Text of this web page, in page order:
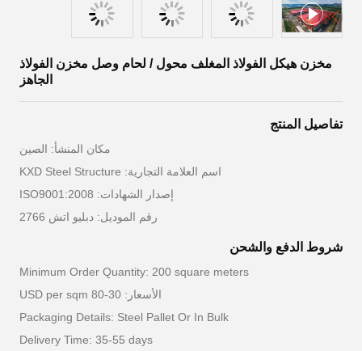
مخزن هيكل الفولاذ المغلف محول / لحام وصل مخزن الفولاذ
الجاهز
تفاصيل المنتج
مكان المنشأ: الصين
اسم العلامة التجارية: KXD Steel Structure
إصدار الشهادات: ISO9001:2008
رقم الموديل: دبليو اتش 2766
شروط الدفع والشحن
Minimum Order Quantity: 200 square meters
الأسعار: 30-80 USD per sqm
Packaging Details: Steel Pallet Or In Bulk
Delivery Time: 35-55 days